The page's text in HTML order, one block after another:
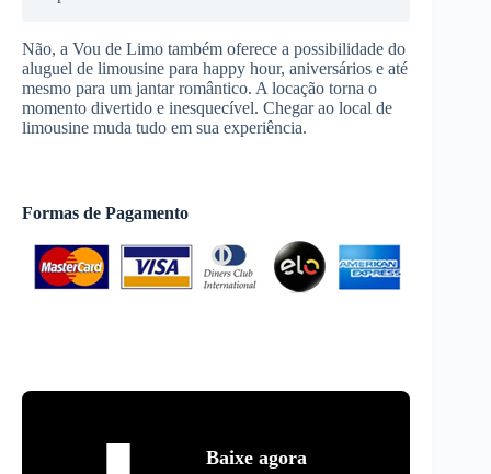
Não, a Vou de Limo também oferece a possibilidade do
aluguel de limousine para happy hour, aniversários e até
mesmo para um jantar romântico. A locação torna o
momento divertido e inesquecível. Chegar ao local de
limousine muda tudo em sua experiência.
Formas de Pagamento
Baixe agora